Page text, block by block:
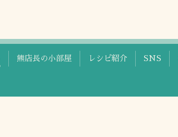
熊店長の小部屋 レシピ紹介 SNS